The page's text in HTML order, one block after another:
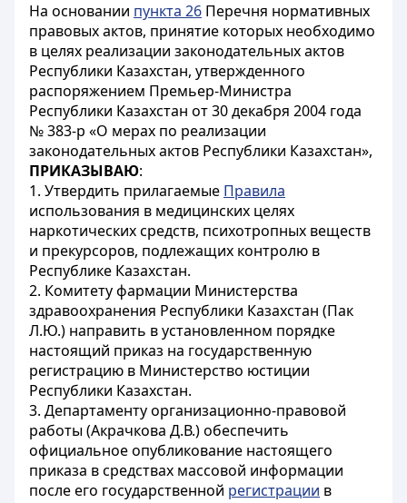
На основании пункта 26 Перечня нормативных
правовых актов, принятие которых необходимо
в целях реализации законодательных актов
Республики Казахстан, утвержденного
распоряжением Премьер-Министра
Республики Казахстан от 30 декабря 2004 года
№ 383-р «О мерах по реализации
законодательных актов Республики Казахстан»,
ПРИКАЗЫВАЮ:
1. Утвердить прилагаемые Правила
использования в медицинских целях
наркотических средств, психотропных веществ
и прекурсоров, подлежащих контролю в
Республике Казахстан.
2. Комитету фармации Министерства
здравоохранения Республики Казахстан (Пак
Л.Ю.) направить в установленном порядке
настоящий приказ на государственную
регистрацию в Министерство юстиции
Республики Казахстан.
3. Департаменту организационно-правовой
работы (Акрачкова Д.В.) обеспечить
официальное опубликование настоящего
приказа в средствах массовой информации
после его государственной регистрации в